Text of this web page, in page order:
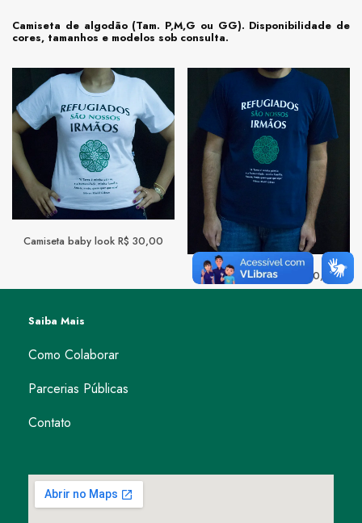
Camiseta de algodão (Tam. P,M,G ou GG). Disponibilidade de
cores, tamanhos e modelos sob consulta.
Camiseta baby look R$ 30,00
Camiseta masculina R$ 30,00
Saiba Mais
Como Colaborar
Parcerias Públicas
Contato